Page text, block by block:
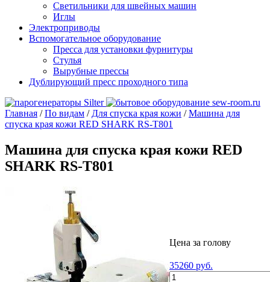
Светильники для швейных машин
Иглы
Электроприводы
Вспомогательное оборудование
Пресса для установки фурнитуры
Стулья
Вырубные прессы
Дублирующий пресс проходного типа
Главная /По видам / Для спуска края кожи /Машина для
спуска края кожи RED SHARK RS-T801
Машина для спуска края кожи RED
SHARK RS-T801
Цена за голову
35260 руб.